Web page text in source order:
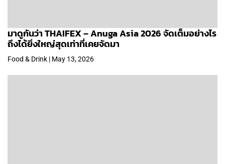
มาดูกันว่า THAIFEX – Anuga Asia 2026 จัดเต็มอย่างไร
ถึงได้ยิ่งใหญ่สุดเท่าที่เคยจัดมา
Food & Drink | May 13, 2026